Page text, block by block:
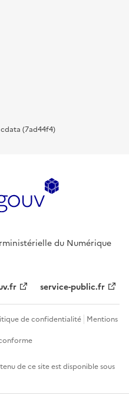
(7ad44f4)
du Numérique
service-public.fr
de confidentialité Mentions
de ce site est disponible sous